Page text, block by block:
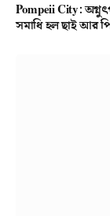
Pompeii City:
সমাধি হল ছাই আর